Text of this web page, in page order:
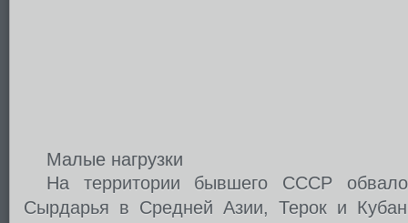
Малые нагрузки
На территории бывшего СССР
Сырдарья в Средней Азии, Терок и